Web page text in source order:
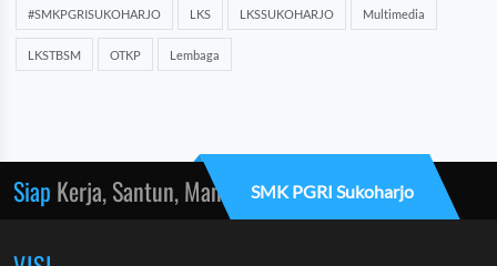
#SMKPGRISUKOHARJO LKS LKSSUKOHARJO Multimedia
LKSTBSM OTKP Lembaga
Siap Kerja, Santun, MandiriSMK PGRI Sukoharjo